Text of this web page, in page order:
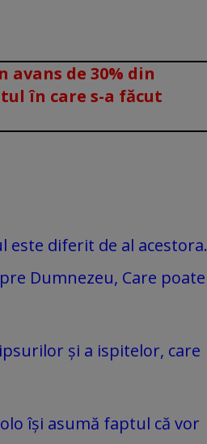
de 30% din
în care s-a făcut
este diferit de al acestora.
Dumnezeu, Care poate
și a ispitelor, care
își asumă faptul că vor